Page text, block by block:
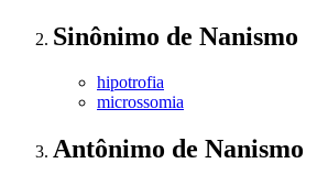
Sinônimo de Nanismo
hipotrofia
microssomia
Antônimo de Nanismo